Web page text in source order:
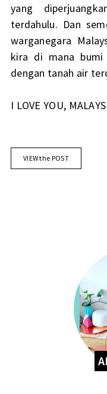
yang
terdahulu. Dan
warganegara
kira di mana
dengan tanah air
I LOVE YOU,
VIEW the POST